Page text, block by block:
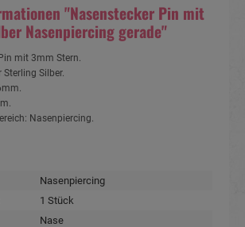
"Nasenstecker Pin mit
Nasenpiercing gerade"
mit 3mm Stern.
Silber.
Nasenpiercing.
Nasenpiercing
1 Stück
Nase